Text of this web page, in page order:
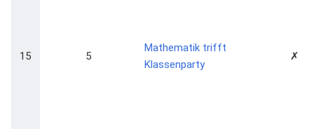
15 5
Mathematik trifft
Klassenparty
✗